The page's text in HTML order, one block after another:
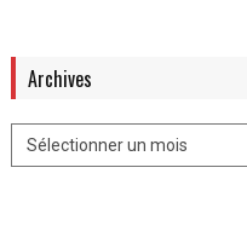
Archives